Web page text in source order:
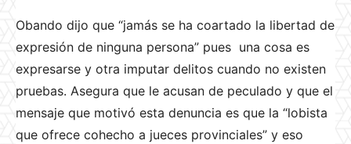
Obando dijo que “jamás se ha coartado la libertad de
expresión de ninguna persona” pues una cosa es
expresarse y otra imputar delitos cuando no existen
pruebas. Asegura que le acusan de peculado y que el
mensaje que motivó esta denuncia es que la “lobista
que ofrece cohecho a jueces provinciales” y eso